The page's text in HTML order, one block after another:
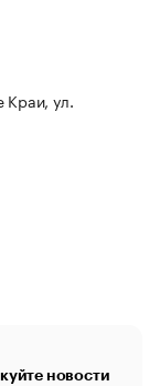
Краи, ул.
новости